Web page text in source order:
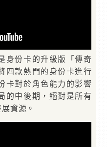
身份卡的升級版「傳奇
四款熱門的身份卡進行
卡對於角色能力的影響
的中後期，絕對是所有
資源。